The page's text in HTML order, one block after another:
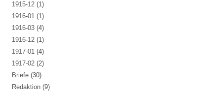
1915-12 (1)
1916-01 (1)
1916-03 (4)
1916-12 (1)
1917-01 (4)
1917-02 (2)
Briefe (30)
Redaktion (9)